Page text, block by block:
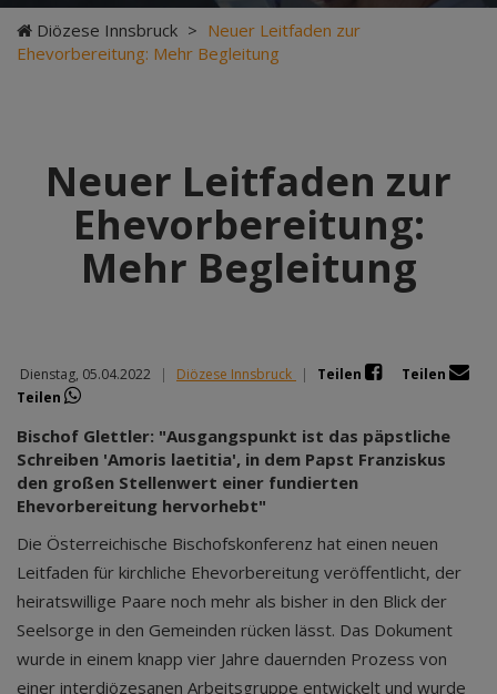
Diözese Innsbruck > Neuer Leitfaden zur
Ehevorbereitung: Mehr Begleitung
Neuer Leitfaden zur
Ehevorbereitung:
Mehr Begleitung
Dienstag, 05.04.2022 | Diözese Innsbruck | Teilen
Teilen
Teilen
Bischof Glettler: "Ausgangspunkt ist das päpstliche
Schreiben 'Amoris laetitia', in dem Papst Franziskus
den großen Stellenwert einer fundierten
Ehevorbereitung hervorhebt"
Die Österreichische Bischofskonferenz hat einen neuen
Leitfaden für kirchliche Ehevorbereitung veröffentlicht, der
heiratswillige Paare noch mehr als bisher in den Blick der
Seelsorge in den Gemeinden rücken lässt. Das Dokument
wurde in einem knapp vier Jahre dauernden Prozess von
einer interdiözesanen Arbeitsgruppe entwickelt und wurde